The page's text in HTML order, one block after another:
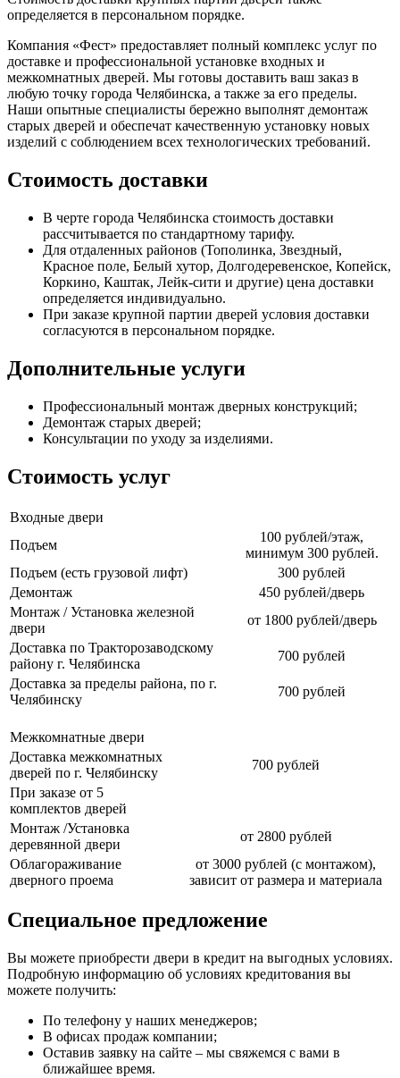
определяется в персональном порядке.
Компания «Фест» предоставляет полный комплекс услуг по
доставке и профессиональной установке входных и
межкомнатных дверей. Мы готовы доставить ваш заказ в
любую точку города Челябинска, а также за его пределы.
Наши опытные специалисты бережно выполнят демонтаж
старых дверей и обеспечат качественную установку новых
изделий с соблюдением всех технологических требований.
Стоимость доставки
В черте города Челябинска стоимость доставки
рассчитывается по стандартному тарифу.
Для отдаленных районов (Тополинка, Звездный,
Красное поле, Белый хутор, Долгодеревенское, Копейск,
Коркино, Каштак, Лейк-сити и другие) цена доставки
определяется индивидуально.
При заказе крупной партии дверей условия доставки
согласуются в персональном порядке.
Дополнительные услуги
Профессиональный монтаж дверных конструкций;
Демонтаж старых дверей;
Консультации по уходу за изделиями.
Стоимость услуг
Входные двери
Подъем
100 рублей/этаж,
минимум 300 рублей.
Подъем (есть грузовой лифт)
300 рублей
Демонтаж
450 рублей/дверь
Монтаж / Установка железной
двери
от 1800 рублей/дверь
Доставка по Тракторозаводскому
району г. Челябинска
700 рублей
Доставка за пределы района, по г.
Челябинску
700 рублей
Межкомнатные двери
Доставка межкомнатных
дверей по г. Челябинску
700 рублей
При заказе от 5
комплектов дверей
Монтаж /Установка
деревянной двери
от 2800 рублей
Облагораживание
дверного проема
от 3000 рублей (с монтажом),
зависит от размера и материала
Специальное предложение
Вы можете приобрести двери в кредит на выгодных условиях.
Подробную информацию об условиях кредитования вы
можете получить:
По телефону у наших менеджеров;
В офисах продаж компании;
Оставив заявку на сайте – мы свяжемся с вами в
ближайшее время.